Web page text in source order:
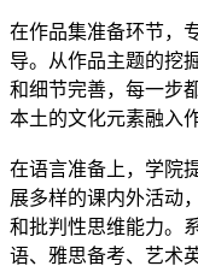
在作品集准备环节，
导。从作品主题的挖
和细节完善，每一步
本土的文化元素融入
在语言准备上，学院
展多样的课内外活动
和批判性思维能力。
语、雅思备考、艺术